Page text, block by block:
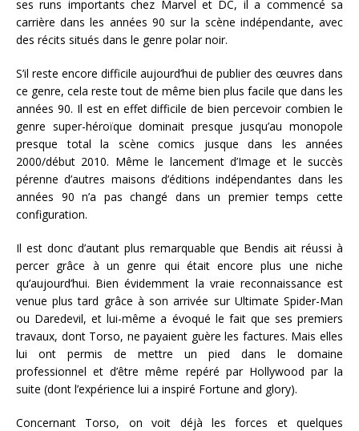
ses runs importants chez Marvel et DC, il a commencé sa
carrière dans les années 90 sur la scène indépendante, avec
des récits situés dans le genre polar noir.
S’il reste encore difficile aujourd’hui de publier des œuvres dans
ce genre, cela reste tout de même bien plus facile que dans les
années 90. Il est en effet difficile de bien percevoir combien le
genre super-héroïque dominait presque jusqu’au monopole
presque total la scène comics jusque dans les années
2000/début 2010. Même le lancement d’Image et le succès
pérenne d’autres maisons d’éditions indépendantes dans les
années 90 n’a pas changé dans un premier temps cette
configuration.
Il est donc d’autant plus remarquable que Bendis ait réussi à
percer grâce à un genre qui était encore plus une niche
qu’aujourd’hui. Bien évidemment la vraie reconnaissance est
venue plus tard grâce à son arrivée sur Ultimate Spider-Man
ou Daredevil, et lui-même a évoqué le fait que ses premiers
travaux, dont Torso, ne payaient guère les factures. Mais elles
lui ont permis de mettre un pied dans le domaine
professionnel et d’être même repéré par Hollywood par la
suite (dont l’expérience lui a inspiré Fortune and glory).
Concernant Torso, on voit déjà les forces et quelques